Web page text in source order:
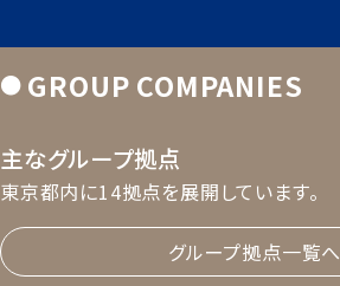
● GROUP COMPANIES
主なグループ拠点
東京都内に14拠点を展開しています。
グループ拠点一覧へ